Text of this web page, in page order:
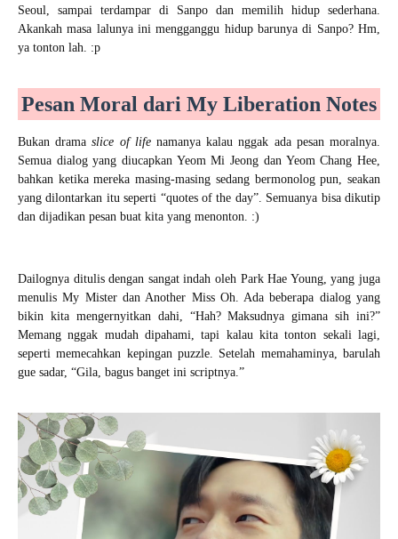
Seoul, sampai terdampar di Sanpo dan memilih hidup sederhana.
Akankah masa lalunya ini mengganggu hidup barunya di Sanpo? Hm,
ya tonton lah. :p
Pesan Moral dari My Liberation Notes
Bukan dramaslice of lifenamanya kalau nggak ada pesan moralnya.
Semua dialog yang diucapkan Yeom Mi Jeong dan Yeom Chang Hee,
bahkan ketika mereka masing-masing sedang bermonolog pun, seakan
yang dilontarkan itu seperti “quotes of the day”. Semuanya bisa dikutip
dan dijadikan pesan buat kita yang menonton. :)
Dailognya ditulis dengan sangat indah oleh Park Hae Young, yang juga
menulis My Mister dan Another Miss Oh. Ada beberapa dialog yang
bikin kita mengernyitkan dahi, “Hah? Maksudnya gimana sih ini?”
Memang nggak mudah dipahami, tapi kalau kita tonton sekali lagi,
seperti memecahkan kepingan puzzle. Setelah memahaminya, barulah
gue sadar, “Gila, bagus banget ini scriptnya.”